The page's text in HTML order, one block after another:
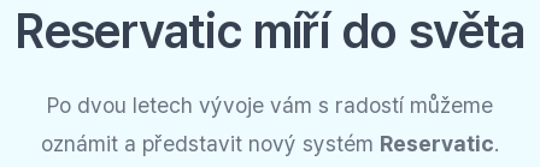
Reservatic míří do světa
Po dvou letech vývoje vám s radostí můžeme
oznámit a představit nový systém Reservatic.